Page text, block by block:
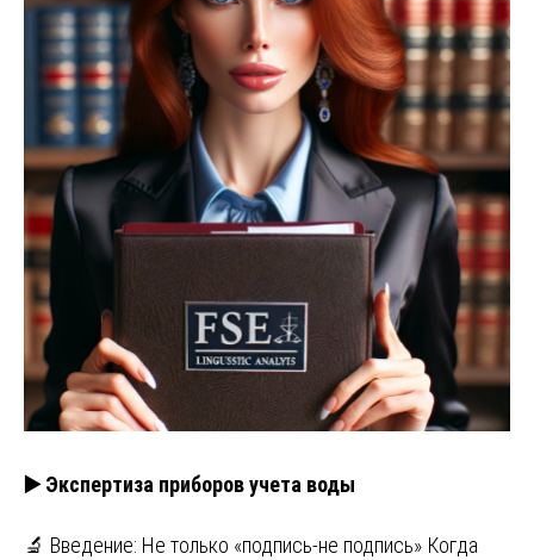
▶️ Экспертиза приборов учета воды
🔬 Введение: Не только «подпись-не подпись» Когда